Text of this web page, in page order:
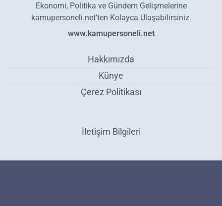
Ekonomi, Politika ve Gündem Gelişmelerine
kamupersoneli.net'ten Kolayca Ulaşabilirsiniz.
www.kamupersoneli.net
Hakkımızda
Künye
Çerez Politikası
İletişim Bilgileri